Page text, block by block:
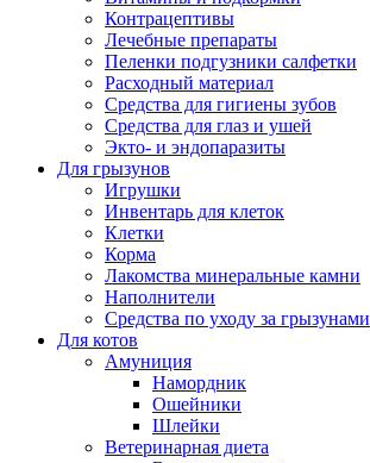
Контрацептивы
Лечебные препараты
Пеленки подгузники салфетки
Расходный материал
Средства для гигиены зубов
Средства для глаз и ушей
Экто- и эндопаразиты
Для грызунов
Игрушки
Инвентарь для клеток
Клетки
Корма
Лакомства минеральные камни
Наполнители
Средства по уходу за грызунами
Для котов
Амуниция
Намордник
Ошейники
Шлейки
Ветеринарная диета